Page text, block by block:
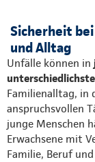
Sicherheit
und Alltag
Unfälle können in
Familienalltag, in
anspruchsvollen
junge Menschen
Erwachsene mit
Familie, Beruf